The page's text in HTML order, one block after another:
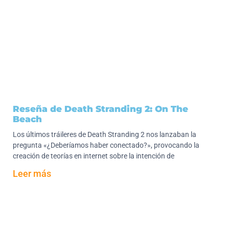
Reseña de Death Stranding 2: On The
Beach
Los últimos tráileres de Death Stranding 2 nos lanzaban la
pregunta «¿Deberíamos haber conectado?», provocando la
creación de teorías en internet sobre la intención de
Leer más